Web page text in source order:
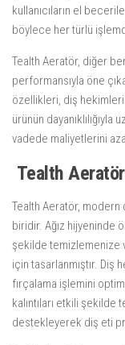
kullanıcıların el
böylece her türlü
Tealth Aeratör, diğer
performansıyla öne
özellikleri, diş
ürünün
vadede maliyetlerini
Tealth
Tealth Aeratör, modern
biridir. Ağız hijyeninde
şekilde temizlemenize
için tasarlanmıştır. Diş
fırçalama işlemini
kalıntıları etkili şekilde
destekleyerek diş eti